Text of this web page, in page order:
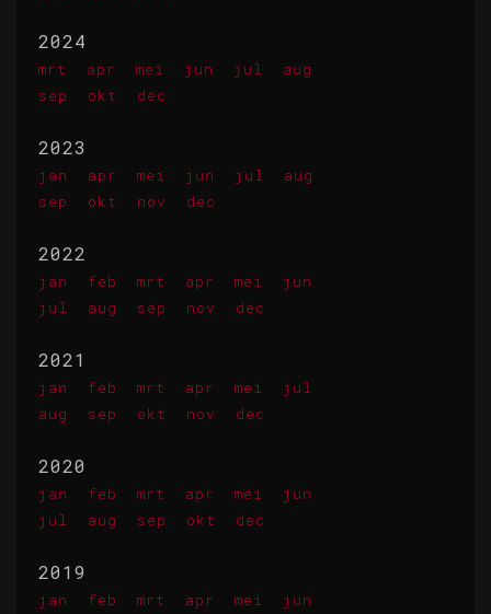
2024
mrt apr mei jun jul
aug
sep
okt dec
2023
jan apr mei jun jul
aug
sep
okt nov dec
2022
jan feb mrt apr mei
jun
jul
aug sep nov dec
2021
jan feb mrt apr mei
jul
aug
sep okt nov dec
2020
jan feb mrt apr mei
jun
jul
aug sep okt dec
2019
jan feb mrt apr mei
jun